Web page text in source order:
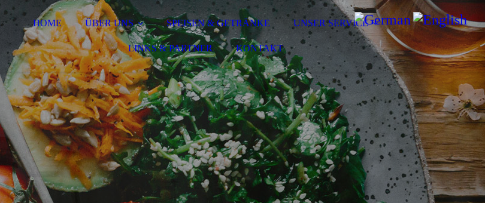
HOME ÜBER UNS SPEISEN & GETRÄNKE UNSER SERVICE
LINKS & PARTNER KONTAKT